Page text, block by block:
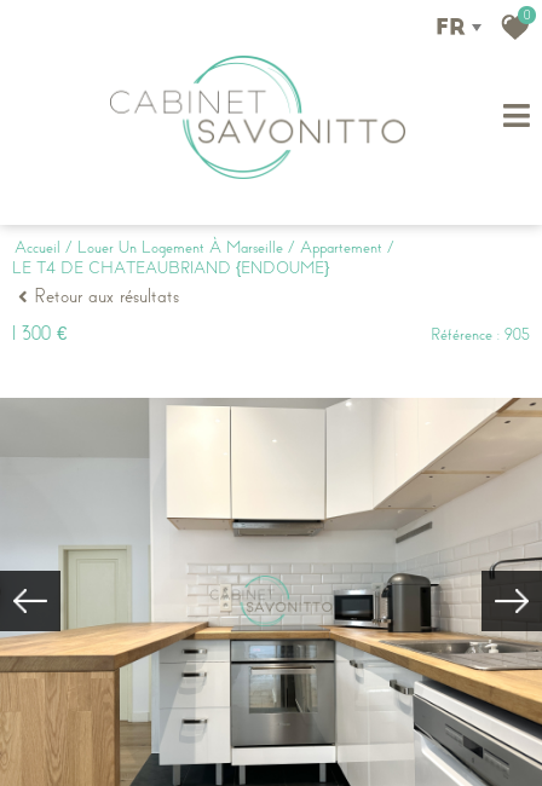
FR 0
Accueil Louer Un Logement À Marseille
Appartement
LE T4 DE CHATEAUBRIAND {ENDOUME}
Retour aux résultats
1 300 €
Référence : 905